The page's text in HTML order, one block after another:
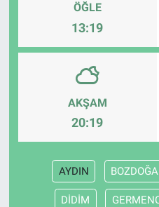
ÖĞLE
13:19
AKŞAM
20:19
AYDIN
DİDİM